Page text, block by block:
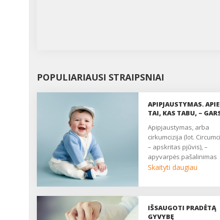
POPULIARIAUSI STRAIPSNIAI
APIPJAUSTYMAS. APIE
TAI, KAS TABU, –
Apipjaustymas, arba
cirkumcizija (lot.
– apskritas pjūvis), –
apyvarpės pašalinimas
chirurginiu būdu. Išgirdę
mintyse keiksnoti. Na,
atveju jų storžieviškumu
Skaityti daugiau
IŠSAUGOTI PRADĖTĄ
GYVYBĘ